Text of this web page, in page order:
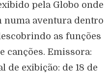
pela Globo onde
numa aventura dentro
as funções
canções. Emissora:
de exibição: de 18 de